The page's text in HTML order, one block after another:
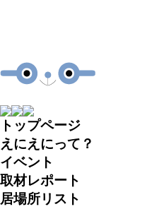
トップページ
えにえにって？
イベント
取材レポート
居場所リスト